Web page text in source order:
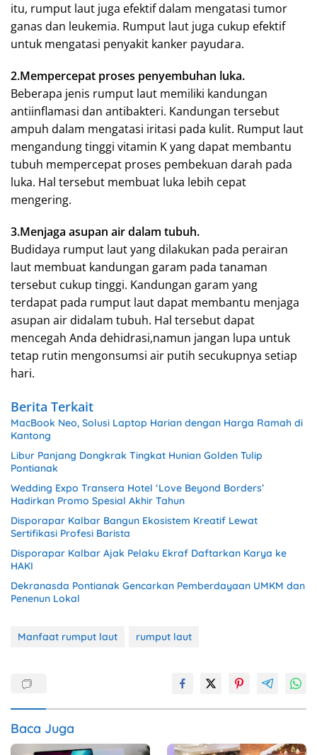
itu, rumput laut juga efektif dalam mengatasi tumor
ganas dan leukemia. Rumput laut juga cukup efektif
untuk mengatasi penyakit kanker payudara.
2.Mempercepat proses penyembuhan luka.
Beberapa jenis rumput laut memiliki kandungan
antiinflamasi dan antibakteri. Kandungan tersebut
ampuh dalam mengatasi iritasi pada kulit. Rumput laut
mengandung tinggi vitamin K yang dapat membantu
tubuh mempercepat proses pembekuan darah pada
luka. Hal tersebut membuat luka lebih cepat
mengering.
3.Menjaga asupan air dalam tubuh.
Budidaya rumput laut yang dilakukan pada perairan
laut membuat kandungan garam pada tanaman
tersebut cukup tinggi. Kandungan garam yang
terdapat pada rumput laut dapat membantu menjaga
asupan air didalam tubuh. Hal tersebut dapat
mencegah Anda dehidrasi,namun jangan lupa untuk
tetap rutin mengonsumsi air putih secukupnya setiap
hari.
Berita Terkait
MacBook Neo, Solusi Laptop Harian dengan Harga Ramah di
Kantong
Libur Panjang Dongkrak Tingkat Hunian Golden Tulip
Pontianak
Wedding Expo Transera Hotel ‘Love Beyond Borders’
Hadirkan Promo Spesial Akhir Tahun
Disporapar Kalbar Bangun Ekosistem Kreatif Lewat
Sertifikasi Profesi Barista
Disporapar Kalbar Ajak Pelaku Ekraf Daftarkan Karya ke
HAKI
Dekranasda Pontianak Gencarkan Pemberdayaan UMKM dan
Penenun Lokal
Manfaat rumput laut rumput laut
Baca Juga